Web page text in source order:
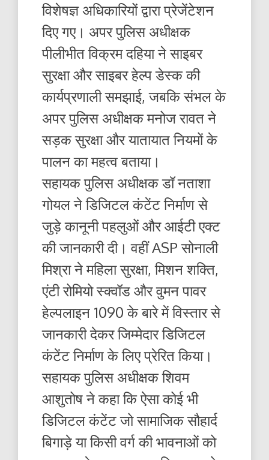
विशेषज्ञ अधिकारियों द्वारा प्रेजेंटेशन
दिए गए। अपर पुलिस अधीक्षक
पीलीभीत विक्रम दहिया ने साइबर
सुरक्षा और साइबर हेल्प डेस्क की
कार्यप्रणाली समझाई, जबकि संभल के
अपर पुलिस अधीक्षक मनोज रावत ने
सड़क सुरक्षा और यातायात नियमों के
पालन का महत्व बताया।
सहायक पुलिस अधीक्षक डॉ नताशा
गोयल ने डिजिटल कंटेंट निर्माण से
जुड़े कानूनी पहलुओं और आईटी एक्ट
की जानकारी दी। वहीं ASP सोनाली
मिश्रा ने महिला सुरक्षा, मिशन शक्ति,
एंटी रोमियो स्क्वॉड और वुमन पावर
हेल्पलाइन 1090 के बारे में विस्तार से
जानकारी देकर जिम्मेदार डिजिटल
कंटेंट निर्माण के लिए प्रेरित किया।
सहायक पुलिस अधीक्षक शिवम
आशुतोष ने कहा कि ऐसा कोई भी
डिजिटल कंटेंट जो सामाजिक सौहार्द
बिगाड़े या किसी वर्ग की भावनाओं को